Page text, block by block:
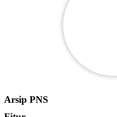
Arsip PNS